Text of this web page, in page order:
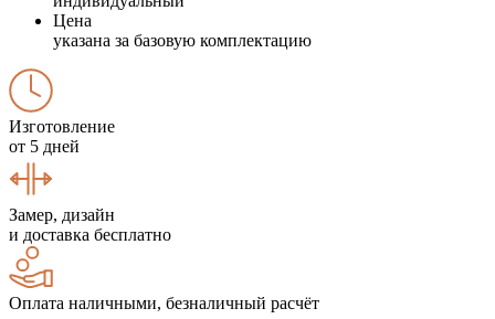
Цена
указана за базовую комплектацию
Изготовление
от 5 дней
Замер, дизайн
и доставка бесплатно
Оплата наличными, безналичный расчёт